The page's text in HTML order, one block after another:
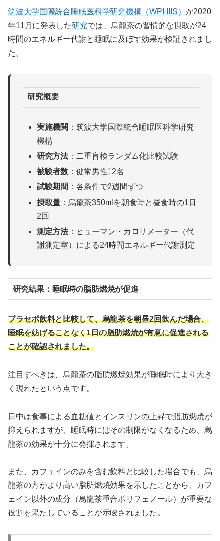
筑波大学国際統合睡眠医科学研究機構（WPI-IIIS） が2020
年11月に発表した研究では、烏龍茶の習慣的な摂取が24
時間のエネルギー代謝と睡眠に及ぼす効果が検証されまし
た。
研究概要
実施機関 ：筑波大学国際統合睡眠医科学研究
機構
研究方法：二重盲検ランダム化比較試験
被験者数 ：健常男性12名
試験期間 ：各条件で2週間ずつ
摂取量 ：烏龍茶350mlを朝食時と昼食時の1日
2回
測定方法：ヒューマン・カロリメーター（代
謝測定室）による24時間エネルギー代謝測定
研究結果：睡眠時の脂肪燃焼が促進
プラセボ飲料と比較して、烏龍茶を朝昼2回飲んだ場合、
睡眠を妨げることなく1日の脂肪燃焼が有意に促進される
ことが確認されました。
注目すべきは、烏龍茶の脂肪燃焼効果が睡眠時により大き
く現れたという点です。
日中は食事による血糖値とインスリンの上昇で脂肪燃焼が
抑えられますが、睡眠時にはその制限がなくなるため、烏
龍茶の効果が十分に発揮されます。
また、カフェインのみを含む飲料と比較した場合でも、烏
龍茶の方がより高い脂肪燃焼効果を示したことから、カフ
ェイン以外の成分（烏龍茶重合ポリフェノール）が重要な
役割を果たしていることが示唆されました。